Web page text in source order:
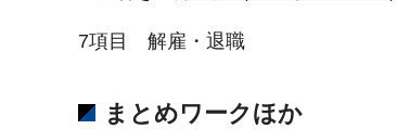
7項目 解雇・退職
まとめワークほか